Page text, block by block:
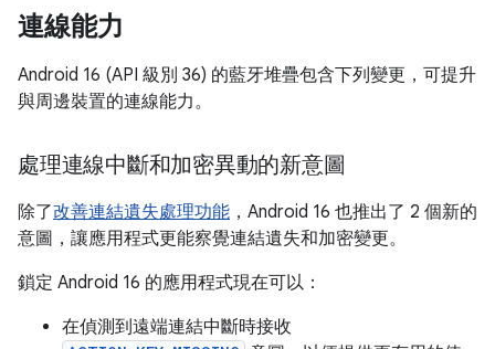
連線能力
Android 16 (API 級別 36) 的藍牙堆疊包含下列變更，可提升
與周邊裝置的連線能力。
處理連線中斷和加密異動的新意圖
除了改善連結遺失處理功能 ，Android 16 也推出了 2 個新的
意圖，讓應用程式更能察覺連結遺失和加密變更。
鎖定 Android 16 的應用程式現在可以：
在偵測到遠端連結中斷時接收